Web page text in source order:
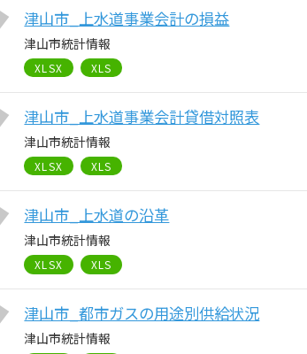
津山市_上水道事業会計の損益
津山市統計情報
XLSX XLS
津山市_上水道事業会計貸借対照表
津山市統計情報
XLSX XLS
津山市_上水道の沿革
津山市統計情報
XLSX XLS
津山市_都市ガスの用途別供給状況
津山市統計情報